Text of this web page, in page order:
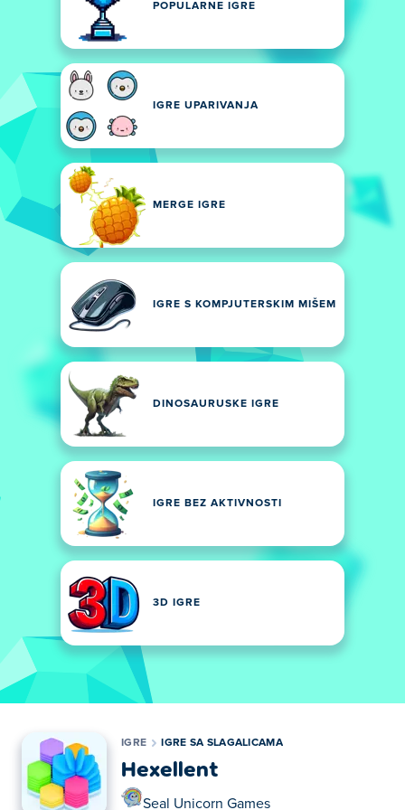
POPULARNE IGRE
IGRE UPARIVANJA
MERGE IGRE
IGRE S KOMPJUTERSKIM MIŠEM
DINOSAURUSKE IGRE
IGRE BEZ AKTIVNOSTI
3D IGRE
IGRE IGRE SA SLAGALICAMA
Hexellent
Seal Unicorn Games